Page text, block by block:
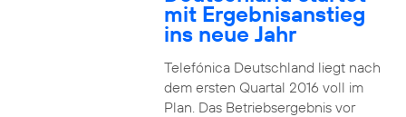
mit Ergebnisanstieg
ins neue Jahr
Telefónica Deutschland liegt nach
dem ersten Quartal 2016 voll im
Plan. Das Betriebsergebnis vor